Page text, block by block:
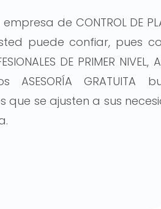
de CONTROL DE
puede confiar, pues
DE PRIMER NIVEL,
ASESORÍA GRATUITA
que se ajusten a sus